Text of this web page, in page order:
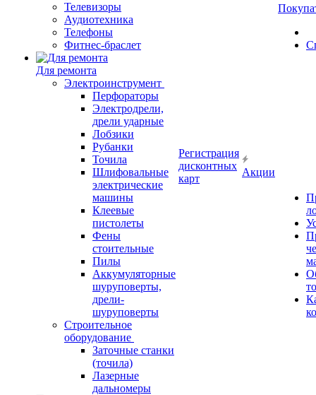
Телевизоры
Аудиотехника
Телефоны
Фитнес-браслет
Для ремонта
Электроинструмент
Перфораторы
Электродрели,
дрели ударные
Лобзики
Рубанки
Точила
Шлифовальные
электрические
машины
Клеевые
пистолеты
Фены
стоительные
Пилы
Аккумуляторные
шуруповерты,
дрели-
шуруповерты
Строительное
оборудование
Заточные станки
(точила)
Лазерные
дальномеры
Регистрация
дисконтных
карт
Акции